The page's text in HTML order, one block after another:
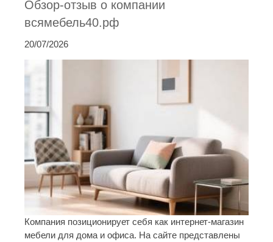
Обзор-отзыв о компании
всямебель40.рф
20/07/2026
Компания позиционирует себя как интернет-магазин
мебели для дома и офиса. На сайте представлены